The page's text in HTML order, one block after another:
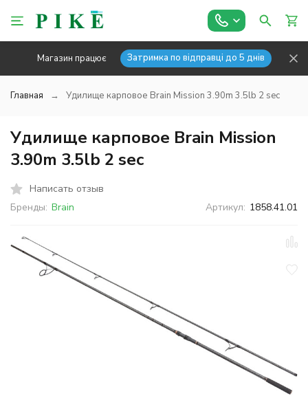
Магазин працює Затримка по відправці до 5 днів
Главная Удилище карповое Brain Mission 3.90m 3.5lb 2 sec
Удилище карповое Brain Mission
3.90m 3.5lb 2 sec
Написать отзыв
Бренды: Brain Артикул: 1858.41.01